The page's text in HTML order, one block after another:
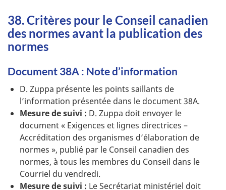
38. Critères pour le Conseil canadien
des normes avant la publication des
normes
Document 38A : Note d’information
D. Zuppa présente les points saillants de
l’information présentée dans le document 38A.
Mesure de suivi : D. Zuppa doit envoyer le
document « Exigences et lignes directrices –
Accréditation des organismes d’élaboration de
normes », publié par le Conseil canadien des
normes, à tous les membres du Conseil dans le
Courriel du vendredi.
Mesure de suivi : Le Secrétariat ministériel doit